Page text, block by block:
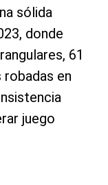
sólida
donde
61
en
juego